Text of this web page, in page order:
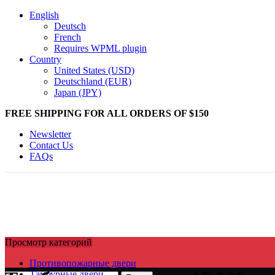
English
Deutsch
French
Requires WPML plugin
Country
United States (USD)
Deutschland (EUR)
Japan (JPY)
FREE SHIPPING FOR ALL ORDERS OF $150
Newsletter
Contact Us
FAQs
Просмотр категорий
Противопожарные двери